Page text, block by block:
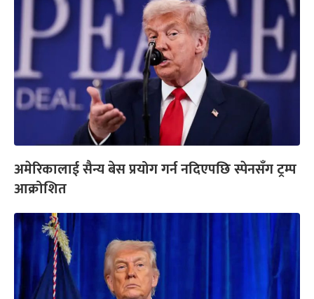
अमेरिकालाई सैन्य बेस प्रयोग गर्न नदिएपछि स्पेनसँग ट्रम्प
आक्रोशित